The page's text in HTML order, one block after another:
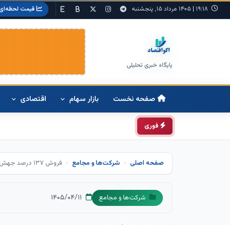
۱۹:۱۸ | ۱۴۰۵ مرداد ۱۵, پنجشنبه قیمت
پایگاه خبری تحلیلی
صفحه نخست بازار سهام اقتصادی
فوری
صفحه اصلی شرکت‌ها و مجامع فروش ۱۳۷ درصد جهش زد، سود تلفیقی ۴۸ درصد افزایش یافت
شرکت‌ها و مجامع